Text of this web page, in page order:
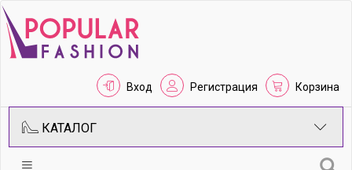
Вход Регистрация Корзина
КАТАЛОГ